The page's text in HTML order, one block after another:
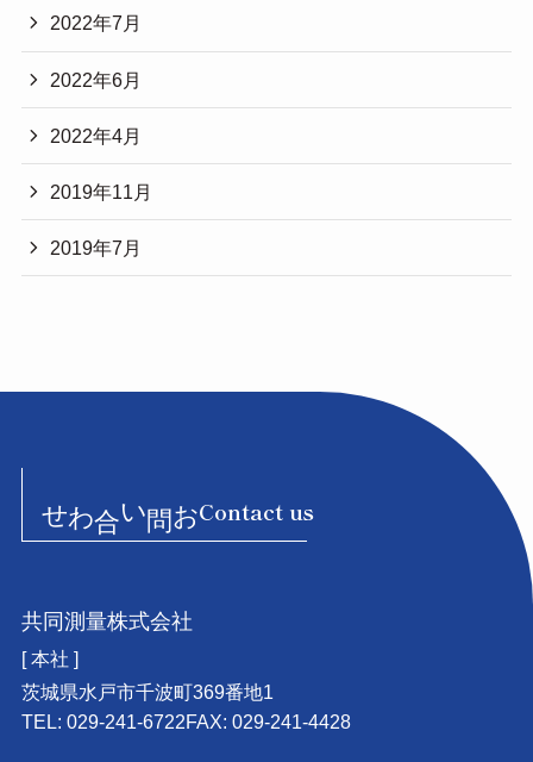
2022年7月
2022年6月
2022年4月
2019年11月
2019年7月
お問い合わせ Contact us
共同測量株式会社
[ 本社 ]
茨城県水戸市千波町369番地1
TEL: 029-241-6722FAX: 029-241-4428